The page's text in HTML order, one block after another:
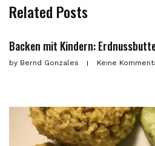
Related Posts
Backen mit Kindern:
by Bernd Gonzales Keine